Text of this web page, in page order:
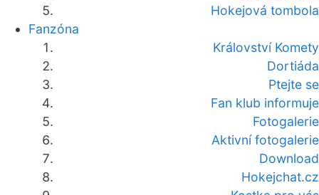
Hokejová tombola
Fanzóna
Království Komety
Dortiáda
Ptejte se
Fan klub informuje
Fotogalerie
Aktivní fotogalerie
Download
Hokejchat.cz